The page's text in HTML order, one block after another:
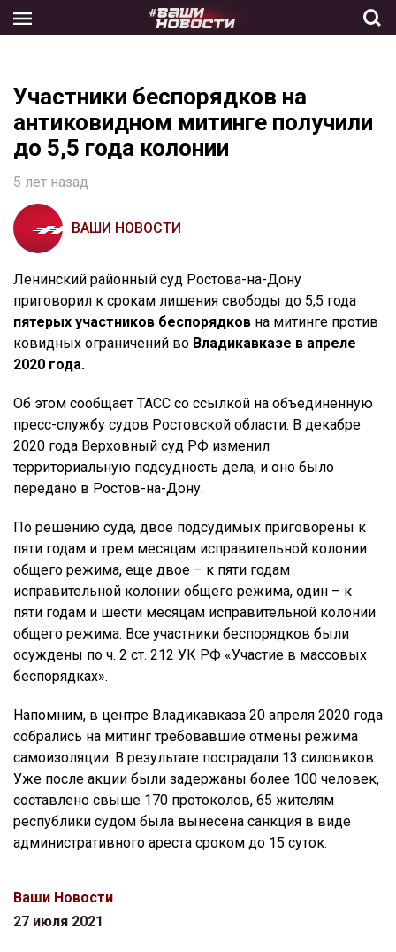
the
Участники беспорядков на
антиковидном митинге получили
до 5,5 года колонии
5 лет назад
ВАШИ НОВОСТИ
Ленинский районный суд Ростова-на-Дону
приговорил к срокам лишения свободы до 5,5 года
пятерых участников беспорядков на митинге против
ковидных ограничений во Владикавказе в апреле
2020 года.
Об этом сообщает ТАСС со ссылкой на объединенную
пресс-службу судов Ростовской области. В декабре
2020 года Верховный суд РФ изменил
территориальную подсудность дела, и оно было
передано в Ростов-на-Дону.
По решению суда, двое подсудимых приговорены к
пяти годам и трем месяцам исправительной колонии
общего режима, еще двое – к пяти годам
исправительной колонии общего режима, один – к
пяти годам и шести месяцам исправительной колонии
общего режима. Все участники беспорядков были
осуждены по ч. 2 ст. 212 УК РФ «Участие в массовых
беспорядках».
Напомним, в центре Владикавказа 20 апреля 2020 года
собрались на митинг требовавшие отмены режима
самоизоляции. В результате пострадали 13 силовиков.
Уже после акции были задержаны более 100 человек,
составлено свыше 170 протоколов, 65 жителям
республики судом была вынесена санкция в виде
административного ареста сроком до 15 суток.
Ваши Новости
27 июля 2021